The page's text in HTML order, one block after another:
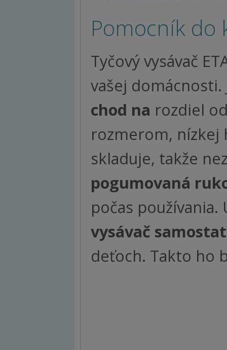
Pomocník do
Tyčový vysávač
vašej
chod na rozdiel
rozmerom, nízkej
skladuje, takže
pogumovaná
počas
vysávač
deťoch. Takto ho